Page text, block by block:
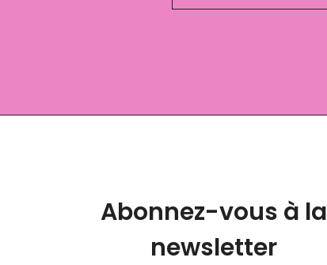
Abonnez-vous à la
newsletter